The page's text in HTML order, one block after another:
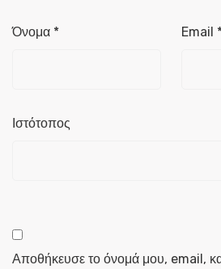
Όνομα * Email
Ιστότοπος
Αποθήκευσε το όνομά μου, email,